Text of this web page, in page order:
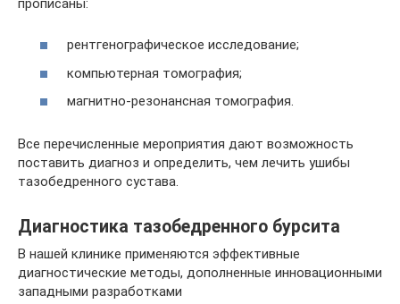
рентгенографическое исследование;
компьютерная томография;
магнитно-резонансная томография.
Все перечисленные мероприятия дают возможность
поставить диагноз и определить, чем лечить ушибы
тазобедренного сустава.
Диагностика тазобедренного бурсита
В нашей клинике применяются эффективные
диагностические методы, дополненные инновационными
западными разработками